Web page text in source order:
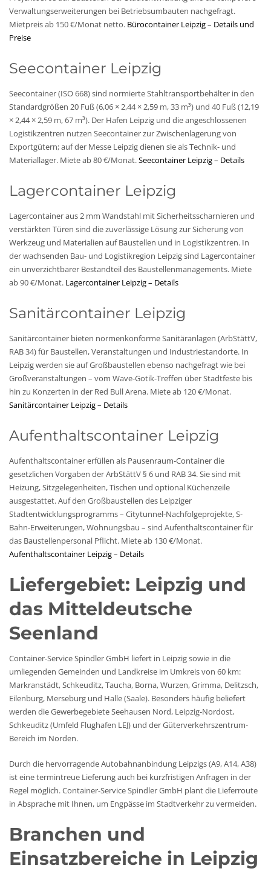
Verwaltungserweiterungen bei Betriebsumbauten nachgefragt.
Mietpreis ab 150 €/Monat netto. Bürocontainer Leipzig – Details und
Preise
Seecontainer Leipzig
Seecontainer (ISO 668) sind normierte Stahltransportbehälter in den
Standardgrößen 20 Fuß (6,06 × 2,44 × 2,59 m, 33 m³) und 40 Fuß (12,19
× 2,44 × 2,59 m, 67 m³). Der Hafen Leipzig und die angeschlossenen
Logistikzentren nutzen Seecontainer zur Zwischenlagerung von
Exportgütern; auf der Messe Leipzig dienen sie als Technik- und
Materiallager. Miete ab 80 €/Monat.Seecontainer Leipzig – Details
Lagercontainer Leipzig
Lagercontainer aus 2 mm Wandstahl mit Sicherheitsscharnieren und
verstärkten Türen sind die zuverlässige Lösung zur Sicherung von
Werkzeug und Materialien auf Baustellen und in Logistikzentren. In
der wachsenden Bau- und Logistikregion Leipzig sind Lagercontainer
ein unverzichtbarer Bestandteil des Baustellenmanagements. Miete
ab 90 €/Monat. Lagercontainer Leipzig – Details
Sanitärcontainer Leipzig
Sanitärcontainer bieten normenkonforme Sanitäranlagen (ArbStättV,
RAB 34) für Baustellen, Veranstaltungen und Industriestandorte. In
Leipzig werden sie auf Großbaustellen ebenso nachgefragt wie bei
Großveranstaltungen – vom Wave-Gotik-Treffen über Stadtfeste bis
hin zu Konzerten in der Red Bull Arena. Miete ab 120 €/Monat.
Sanitärcontainer Leipzig – Details
Aufenthaltscontainer Leipzig
Aufenthaltscontainer erfüllen als Pausenraum-Container die
gesetzlichen Vorgaben der ArbStättV § 6 und RAB 34. Sie sind mit
Heizung, Sitzgelegenheiten, Tischen und optional Küchenzeile
ausgestattet. Auf den Großbaustellen des Leipziger
Stadtentwicklungsprogramms – Citytunnel-Nachfolgeprojekte, S-
Bahn-Erweiterungen, Wohnungsbau – sind Aufenthaltscontainer für
das Baustellenpersonal Pflicht. Miete ab 130 €/Monat.
Aufenthaltscontainer Leipzig – Details
Liefergebiet: Leipzig und
das Mitteldeutsche
Seenland
Container-Service Spindler GmbH liefert in Leipzig sowie in die
umliegenden Gemeinden und Landkreise im Umkreis von 60 km:
Markranstädt, Schkeuditz, Taucha, Borna, Wurzen, Grimma, Delitzsch,
Eilenburg, Merseburg und Halle (Saale). Besonders häufig beliefert
werden die Gewerbegebiete Seehausen Nord, Leipzig-Nordost,
Schkeuditz (Umfeld Flughafen LEJ) und der Güterverkehrszentrum-
Bereich im Norden.
Durch die hervorragende Autobahnanbindung Leipzigs (A9, A14, A38)
ist eine termintreue Lieferung auch bei kurzfristigen Anfragen in der
Regel möglich. Container-Service Spindler GmbH plant die Lieferroute
in Absprache mit Ihnen, um Engpässe im Stadtverkehr zu vermeiden.
Branchen und
Einsatzbereiche in Leipzig